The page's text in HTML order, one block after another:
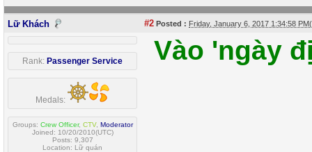
Lữ Khách #2 Posted : Friday, January 6, 2017 1:34:58
Rank: Passenger Service
Medals:
Groups: Crew Officer, CTV, Moderator
Joined: 10/20/2010(UTC)
Posts: 9,307
Location: Lữ quán
Vào 'ngày